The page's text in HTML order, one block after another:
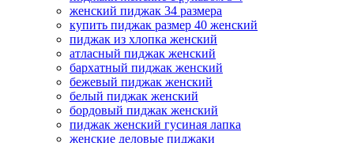
женский пиджак 34 размера
купить пиджак размер 40 женский
пиджак из хлопка женский
атласный пиджак женский
бархатный пиджак женский
бежевый пиджак женский
белый пиджак женский
бордовый пиджак женский
пиджак женский гусиная лапка
женские деловые пиджаки